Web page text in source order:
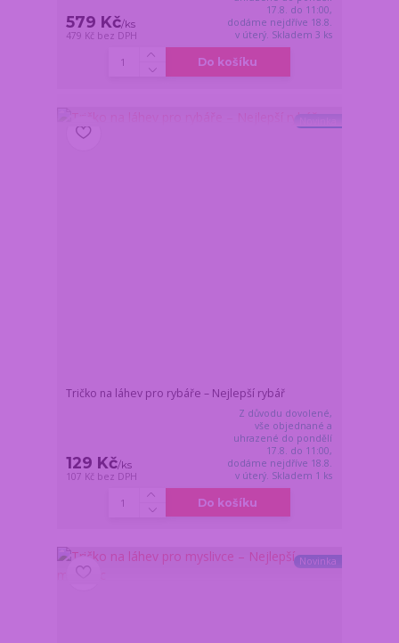
579 Kč/ks
479 Kč bez DPH
17.8. do 11:00,
dodáme nejdříve 18.8.
v úterý. Skladem 3 ks
Do košíku
Tričko na láhev pro rybáře – Nejlepší rybář
129 Kč/ks
107 Kč bez DPH
Z důvodu dovolené,
vše objednané a
uhrazené do pondělí
17.8. do 11:00,
dodáme nejdříve 18.8.
v úterý. Skladem 1 ks
Do košíku
Novinka